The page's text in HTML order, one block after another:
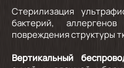
Стерилизация
бактерий,
повреждения структуры
Вертикальный